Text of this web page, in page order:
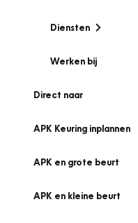
Diensten
Werken bij
Direct naar
APK Keuring inplannen
APK en grote beurt
APK en kleine beurt